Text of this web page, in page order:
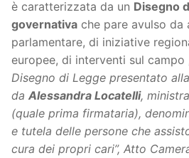
è caratterizzata da un Disegno
governativa che pare avulso
parlamentare, di iniziative
europee, di interventi sul campo
Disegno di Legge presentato
da Alessandra Locatelli,
(quale prima firmataria),
e tutela delle persone che
cura dei propri cari”, Atto